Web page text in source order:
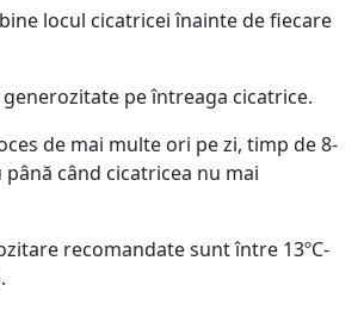
locul cicatricei înainte de fiecare
pe întreaga cicatrice.
de mai multe ori pe zi, timp de 8-
până când cicatricea nu mai
recomandate sunt între 13ºC-